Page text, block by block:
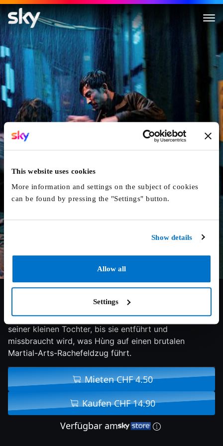
This website uses cookies
More information and settings on the subject of cookies
can be found by pressing the "Settings" button.
Show details
Allow all
Settings
578 Magnum
6/10 2022 84 min Action
Der Truckfahrer Hùng lebt ein idyllisches Leben mit
seiner kleinen Tochter, bis sie entführt und
missbraucht wird, was Hùng auf einen brutalen
Martial-Arts-Rachefeldzug führt.
Mieten CHF 4.50
Kaufen CHF 14.90
Verfügbar am